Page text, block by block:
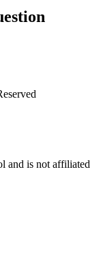
and is not affiliated